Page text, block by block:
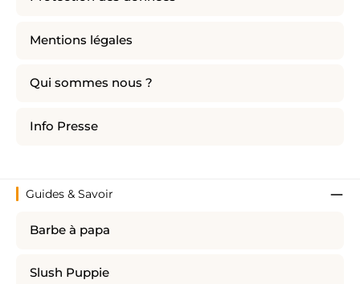
Mentions légales
Qui sommes nous ?
Info Presse
Guides & Savoir
Barbe à papa
Slush Puppie